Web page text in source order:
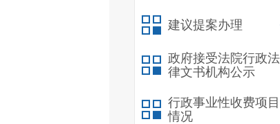
建议提案办理
政府接受法院行政法
律文书机构公示
行政事业性收费项目
情况